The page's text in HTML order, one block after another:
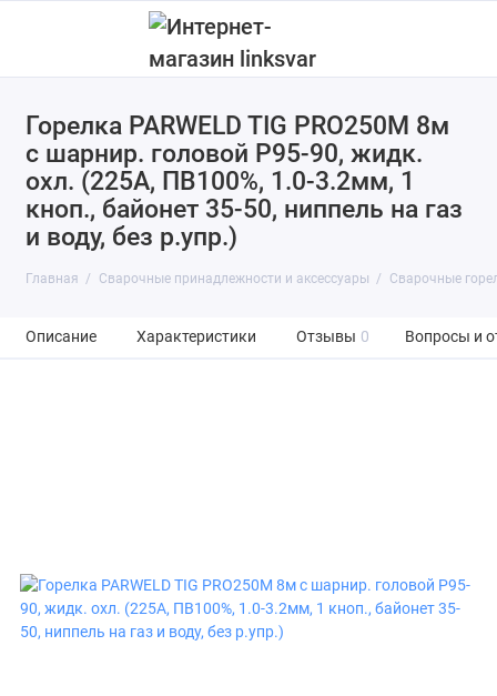
Горелка PARWELD TIG PRO250M 8м
с шарнир. головой P95-90, жидк.
охл. (225А, ПВ100%, 1.0-3.2мм, 1
кноп., байонет 35-50, ниппель на газ
и воду, без р.упр.)
Главная Сварочные принадлежности и аксессуары Сварочные
Аппараты для заточки вольфрамовых
электродов
Аппараты очистки швов
Блоки водяного охлаждения горелки
Сварочные вытяжки
Описание Характеристики Отзывы 0 Вопросы и